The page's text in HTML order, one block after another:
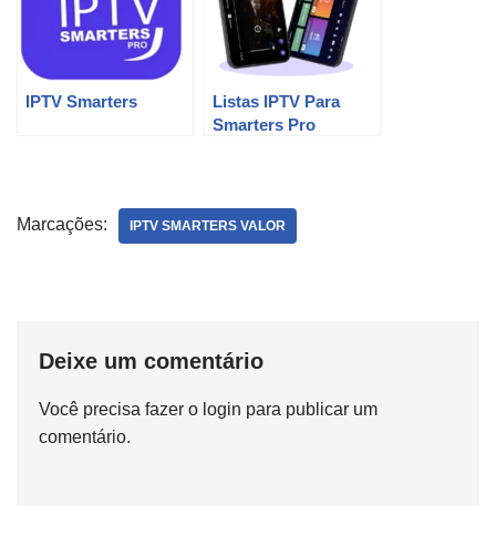
IPTV Smarters
Listas IPTV Para
Smarters Pro
Marcações: IPTV SMARTERS VALOR
Deixe um comentário
Você precisa fazer o login para publicar um
comentário.